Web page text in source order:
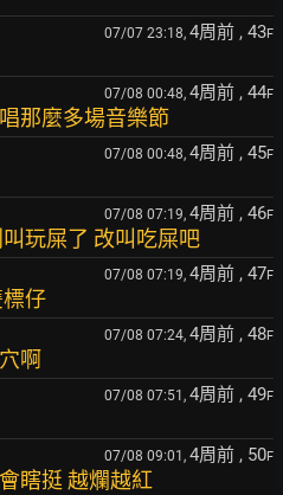
07/07 23:18, 4周前 , 43F
07/08 00:48, 4周前 , 44F
那麼多場音樂節
07/08 00:48, 4周前 , 45F
07/08 07:19, 4周前 , 46F
玩屎了 改叫吃屎吧
07/08 07:19, 4周前 , 47F
仔
07/08 07:24, 4周前 , 48F
啊
07/08 07:51, 4周前 , 49F
07/08 09:01, 4周前 , 50F
瞎挺 越爛越紅